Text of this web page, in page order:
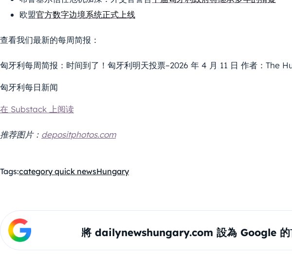
欧盟官方数字边境系统正式上线
查看我们最新的每周简报：
匈牙利每周简报：时间到了！匈牙利明天投票–2026 年 4 月 11 日 作者：The
匈牙利每日新闻
在 Substack 上阅读
推荐图片： depositphotos.com
Tags:category quick newsHungary
將 dailynewshungary.com 設為 Google 的